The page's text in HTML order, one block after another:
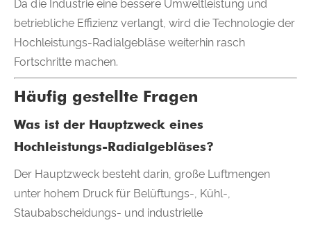
Da die Industrie eine bessere Umweltleistung und
betriebliche Effizienz verlangt, wird die Technologie der
Hochleistungs-Radialgebläse weiterhin rasch
Fortschritte machen.
Häufig gestellte Fragen
Was ist der Hauptzweck eines
Hochleistungs-Radialgebläses?
Der Hauptzweck besteht darin, große Luftmengen
unter hohem Druck für Belüftungs-, Kühl-,
Staubabscheidungs- und industrielle